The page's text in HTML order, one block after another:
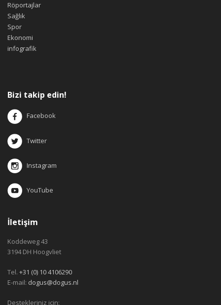
Röportajlar
Sağlık
Spor
Ekonomi
infografik
Bizi takip edin!
Facebook
Twitter
Instagram
YouTube
İletişim
Koddeweg 43
3194 DH Hoogvliet
Tel. +31 (0) 10 4106290
E-mail: dogus@dogus.nl
Destekleriniz için: